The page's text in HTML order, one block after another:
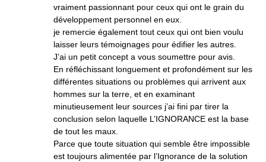
vraiment passionnant pour ceux qui ont le grain du
développement personnel en eux.
je remercie également tout ceux qui ont bien voulu
laisser leurs témoignages pour édifier les autres.
J’ai un petit concept a vous soumettre pour avis.
En réfléchissant longuement et profondément sur les
différentes situations ou problèmes qui arrivent aux
hommes sur la terre, et en examinant
minutieusement leur sources j’ai fini par tirer la
conclusion selon laquelle L’IGNORANCE est la base
de tout les maux.
Parce que toute situation qui semble être impossible
est toujours alimentée par l’Ignorance de la solution